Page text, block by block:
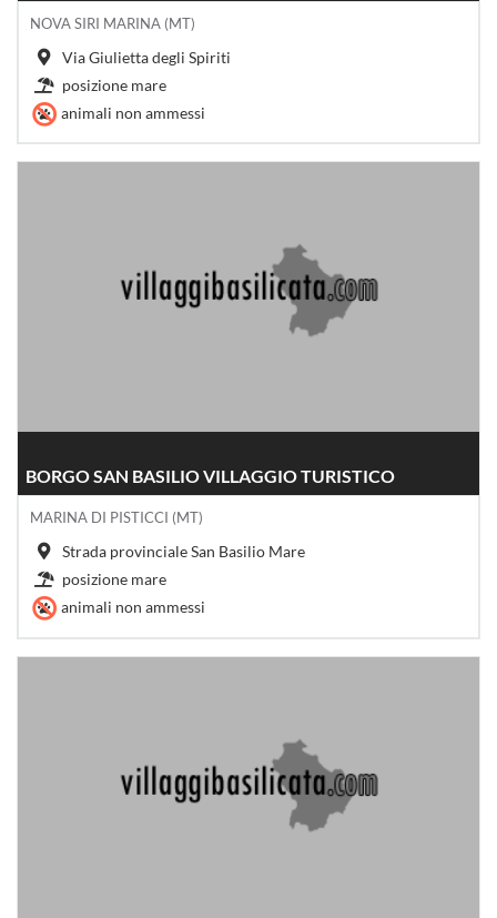
NOVA SIRI MARINA (MT)
Via Giulietta degli Spiriti
posizione mare
animali non ammessi
BORGO SAN BASILIO VILLAGGIO TURISTICO
MARINA DI PISTICCI (MT)
Strada provinciale San Basilio Mare
posizione mare
animali non ammessi